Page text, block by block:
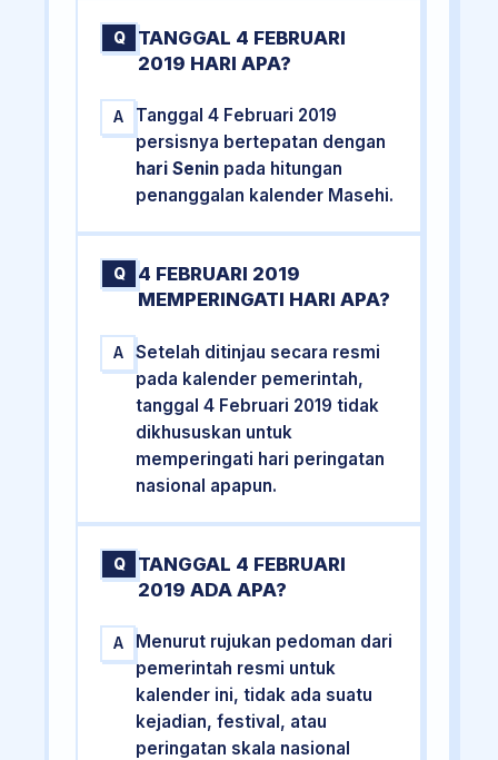
Q
TANGGAL 4 FEBRUARI
2019 HARI APA?
A
Tanggal 4 Februari 2019
persisnya bertepatan dengan
hari Senin pada hitungan
penanggalan kalender Masehi.
Q
4 FEBRUARI 2019
MEMPERINGATI HARI APA?
A
Setelah ditinjau secara resmi
pada kalender pemerintah,
tanggal 4 Februari 2019 tidak
dikhususkan untuk
memperingati hari peringatan
nasional apapun.
Q
TANGGAL 4 FEBRUARI
2019 ADA APA?
A
Menurut rujukan pedoman dari
pemerintah resmi untuk
kalender ini, tidak ada suatu
kejadian, festival, atau
peringatan skala nasional